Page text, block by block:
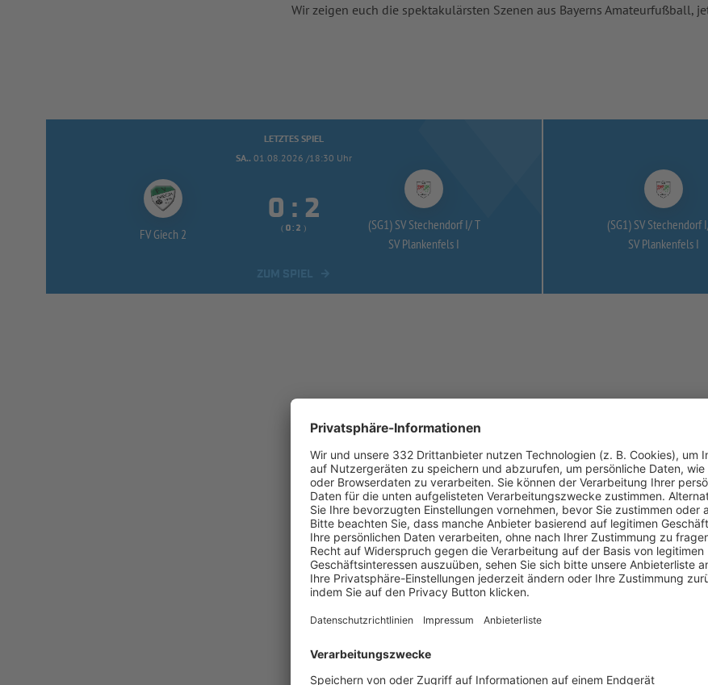
Wir zeigen euch die spektakulärsten Szenen aus Bayerns Amateurfußball,
LETZTES SPIEL
SA.. 01.08.2026 /18:30 Uhr
FV Giech 2
 : 
( :  ) (SG1) SV Stechendorf I/T
SV Plankenfels I
(SG1) SV Stechendorf
SV Plankenfels I
UNSERE NEUIGKEITEN FÜR DICH